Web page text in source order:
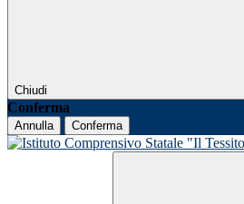
Chiudi
Conferma
Annulla Conferma